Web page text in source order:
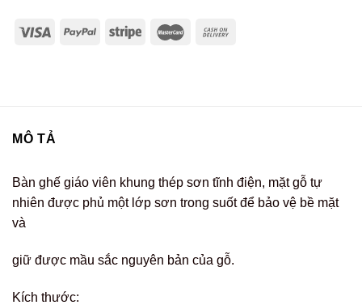
MÔ TẢ
Bàn ghế giáo viên khung thép sơn tĩnh điện, mặt gỗ tự
nhiên được phủ một lớp sơn trong suốt để bảo vệ bề mặt
và
giữ được mầu sắc nguyên bản của gỗ.
Kích thước: